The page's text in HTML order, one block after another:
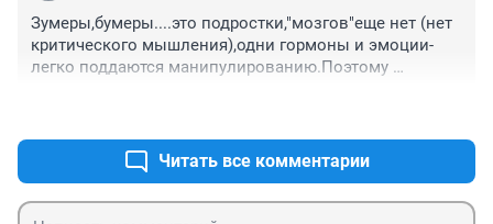
Зумеры,бумеры....это подростки,"мозгов"еще нет (нет
критического мышления),одни гормоны и эмоции-
легко поддаются манипулированию.Поэтому
родителям больше и на равных, пытаться как то
найти ниточки.
Читать все комментарии